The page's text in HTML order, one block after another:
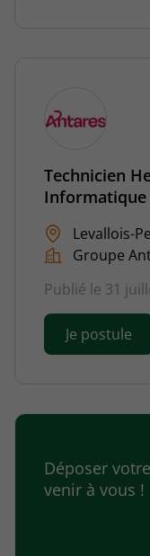
Technicien
Informatique
Levallois-
Groupe
Publié le 31
Je postule
Déposer
venir à vous !